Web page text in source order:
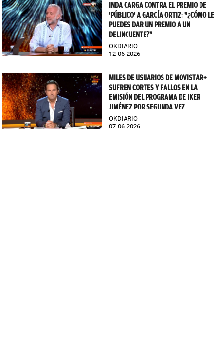
INDA CARGA CONTRA EL PREMIO DE
'PÚBLICO' A GARCÍA ORTIZ: "¿CÓMO LE
PUEDES DAR UN PREMIO A UN
DELINCUENTE?"
OKDIARIO
12-06-2026
MILES DE USUARIOS DE MOVISTAR+
SUFREN CORTES Y FALLOS EN LA
EMISIÓN DEL PROGRAMA DE IKER
JIMÉNEZ POR SEGUNDA VEZ
OKDIARIO
07-06-2026